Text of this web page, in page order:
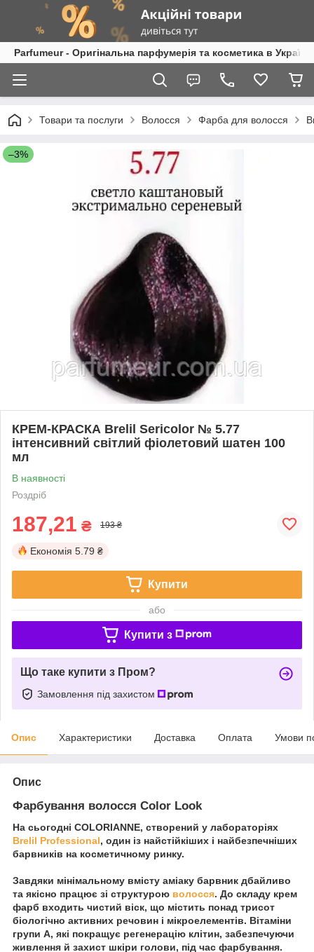
Parfumeur - Оригінальна парфумерія та косметика в Україні
Товари та послуги Волосся Фарба для волосся
–3%
КРЕМ-КРАСКА Brelil Sericolor № 5.77
інтенсивний світлий фіолетовий шатен 100
мл
В наявності
Роздріб
187,21 ₴ 193 ₴
Економія 5.79 ₴
Купити
або
Купити з
Що таке купити з Пром?
Замовлення під захистом
Опис Характеристики Доставка Оплата Умови
Опис
Фарбування волосся Color Look
На сьогодні COLORIANNE, створений у лабораторіях
Brelil Professional, один із найстійкіших і найбезпечніших
барвників на косметичному ринку.
Завдяки мінімальному вмісту аміаку барвник дбайливо
та якісно працює зі структурою волосся. До складу крем
фарб входить чистий віск, що містить понад трисот
біологічно активних речовин і мікроелементів. Вітаміни
групи А, які покращує регенерацію клітин, забезпечуючи
живлення й захист шкіри голови, під час фарбування.